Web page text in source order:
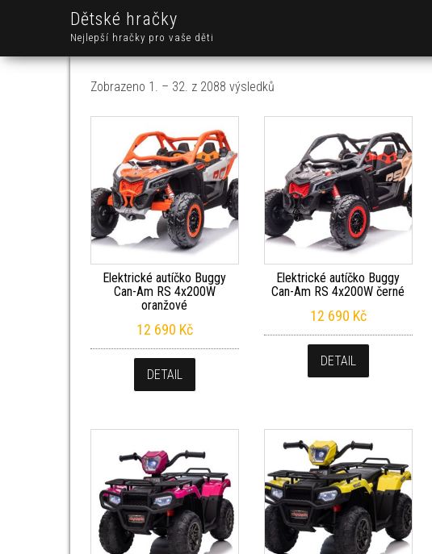
Dětské hračky
Nejlepší hračky pro vaše děti
Zobrazeno 1. – 32. z 2088 výsledků
Elektrické autíčko Buggy
Can-Am RS 4x200W
oranžové
12 690 Kč
DETAIL
Elektrické autíčko Buggy
Can-Am RS 4x200W černé
12 690 Kč
DETAIL